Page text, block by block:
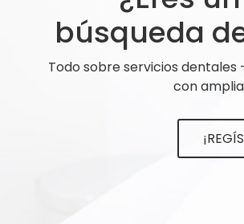
búsqueda
Todo sobre servicios dentales
con